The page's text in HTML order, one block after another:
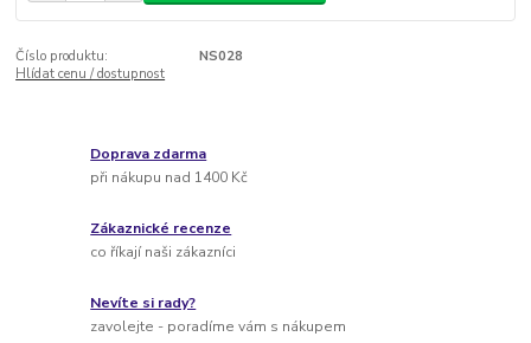
Číslo produktu:
NS028
Hlídat cenu / dostupnost
Doprava zdarma
při nákupu nad 1400 Kč
Zákaznické recenze
co říkají naši zákazníci
Nevíte si rady?
zavolejte - poradíme vám s nákupem